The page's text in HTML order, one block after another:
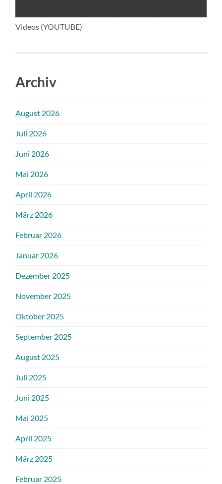
Videos (YOUTUBE)
Archiv
August 2026
Juli 2026
Juni 2026
Mai 2026
April 2026
März 2026
Februar 2026
Januar 2026
Dezember 2025
November 2025
Oktober 2025
September 2025
August 2025
Juli 2025
Juni 2025
Mai 2025
April 2025
März 2025
Februar 2025